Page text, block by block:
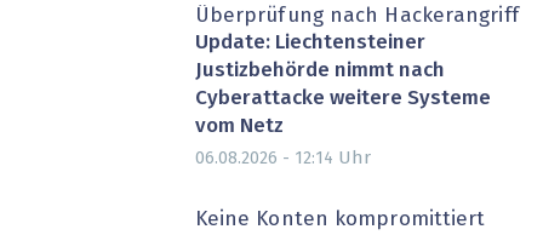
Überprüfung nach Hackerangriff
Update: Liechtensteiner
Justizbehörde nimmt nach
Cyberattacke weitere Systeme
vom Netz
06.08.2026 - 12:14 Uhr
Keine Konten kompromittiert